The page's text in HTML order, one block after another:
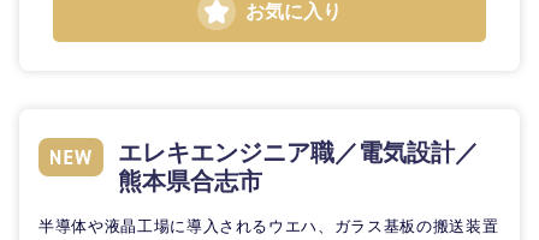
富山県
お気に入り
エレキエンジニア職／電気設計／
熊本県合志市
半導体や液晶工場に導入されるウエハ、ガラス基板の搬送装置